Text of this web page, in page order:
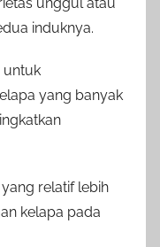
induknya.
untuk
yang banyak
relatif lebih
kelapa pada